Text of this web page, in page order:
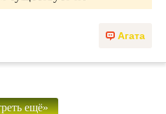
Агата
ещё»